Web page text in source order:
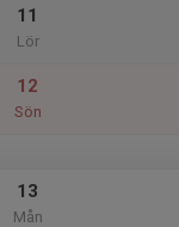
11
Lör
12
Sön
13
Mån